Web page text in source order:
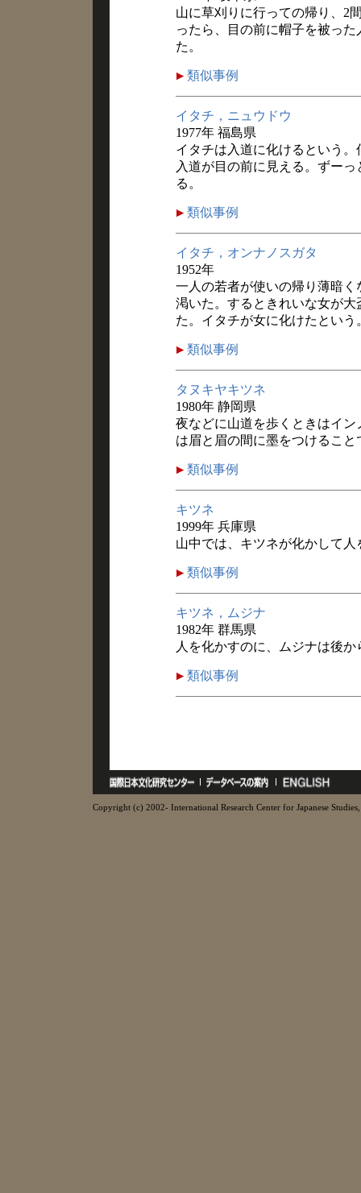
山に草刈りに行っての帰り、2
ったら、目の前に帽子を被っ
た。
類似事例
イタチ，ニュウドウ
1977年 福島県
イタチは入道に化けるという
入道が目の前に見える。ずー
る。
類似事例
イタチ，オンナノスガタ
1952年
一人の若者が使いの帰り薄暗
渇いた。するときれいな女が
た。イタチが女に化けたという
類似事例
タヌキヤキツネ
1980年 静岡県
夜などに山道を歩くときはイ
は眉と眉の間に墨をつけること
類似事例
キツネ
1999年 兵庫県
山中では、キツネが化かして
類似事例
キツネ，ムジナ
1982年 群馬県
人を化かすのに、ムジナは後
類似事例
Copyright (c) 2002- International Research Center for Japanese